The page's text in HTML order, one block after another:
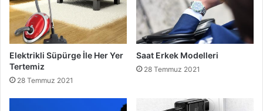
Elektrikli Süpürge İle Her Yer
Tertemiz
28 Temmuz 2021
Saat Erkek Modelleri
28 Temmuz 2021